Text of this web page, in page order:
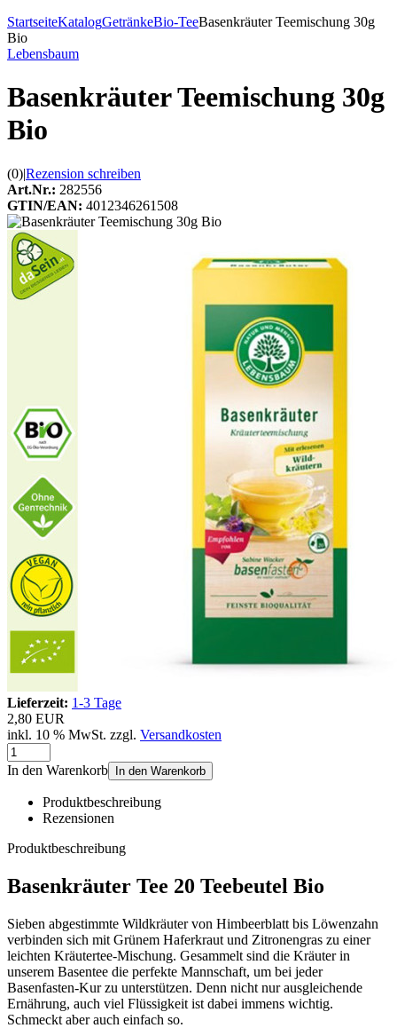
StartseiteKatalogGetränkeBio-TeeBasenkräuter Teemischung 30g
Bio
Lebensbaum
Basenkräuter Teemischung 30g
Bio
(0)|Rezension schreiben
Art.Nr.: 282556
GTIN/EAN: 4012346261508
Lieferzeit: 1-3 Tage
2,80 EUR
inkl. 10 % MwSt. zzgl. Versandkosten
In den Warenkorb In den Warenkorb
Produktbeschreibung
Rezensionen
Produktbeschreibung
Basenkräuter Tee 20 Teebeutel Bio
Sieben abgestimmte Wildkräuter von Himbeerblatt bis Löwenzahn
verbinden sich mit Grünem Haferkraut und Zitronengras zu einer
leichten Kräutertee-Mischung. Gesammelt sind die Kräuter in
unserem Basentee die perfekte Mannschaft, um bei jeder
Basenfasten-Kur zu unterstützen. Denn nicht nur ausgleichende
Ernährung, auch viel Flüssigkeit ist dabei immens wichtig.
Schmeckt aber auch einfach so.